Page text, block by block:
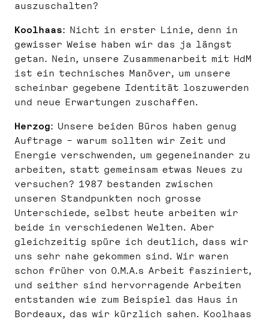
auszuschalten?
Koolhaas: Nicht in erster Linie, denn in
gewisser Weise haben wir das ja längst
getan. Nein, unsere Zusammenarbeit mit HdM
ist ein technisches Manöver, um unsere
scheinbar gegebene Identität loszuwerden
und neue Erwartungen zuschaffen.
Herzog: Unsere beiden Büros haben genug
Auftrage – warum sollten wir Zeit und
Energie verschwenden, um gegeneinander zu
arbeiten, statt gemeinsam etwas Neues zu
versuchen? 1987 bestanden zwischen
unseren Standpunkten noch grosse
Unterschiede, selbst heute arbeiten wir
beide in verschiedenen Welten. Aber
gleichzeitig spüre ich deutlich, dass wir
uns sehr nahe gekommen sind. Wir waren
schon früher von O.M.A.s Arbeit fasziniert,
und seither sind hervorragende Arbeiten
entstanden wie zum Beispiel das Haus in
Bordeaux, das wir kürzlich sahen. Koolhaas